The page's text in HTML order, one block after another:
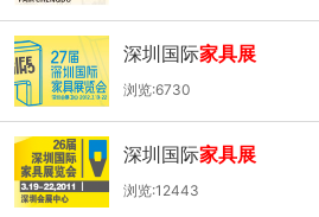
深圳国际家具展
浏览:6730
深圳国际家具展
浏览:12443